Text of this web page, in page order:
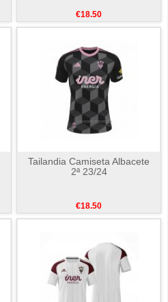
€18.50
Tailandia Camiseta Albacete
2ª 23/24
€18.50